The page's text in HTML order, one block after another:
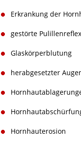
Erkrankung der
gestörte
Glaskörperblutung
herabgesetzter
Hornhauterosion